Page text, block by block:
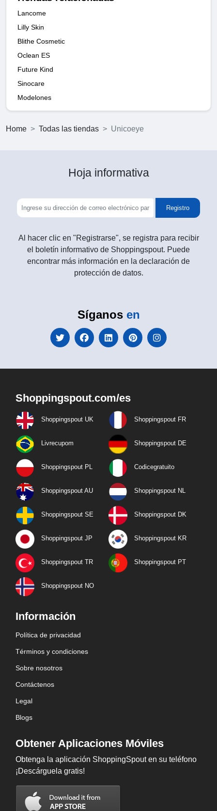
Lancome
Lilly Skin
Blithe Cosmetic
Oclean ES
Future Kind
Sinocare
Modelones
Home Todas las tiendas Unicoeye
Hoja informativa
Registro
Al hacer clic en "Registrarse", se registra para recibir
el boletín informativo de Shoppingspout. Puede
encontrar más información en la declaración de
protección de datos.
Síganos en
Shoppingspout.com/es
Shoppingspout UK Shoppingspout FR
Livrecupom Shoppingspout DE
Shoppingspout PL Codicegratuito
Shoppingspout AU Shoppingspout NL
Shoppingspout SE Shoppingspout DK
Shoppingspout JP Shoppingspout KR
Shoppingspout TR Shoppingspout PT
Shoppingspout NO
Información
Política de privacidad
Términos y condiciones
Sobre nosotros
Contáctenos
Legal
Blogs
Obtener Aplicaciones Móviles
Obtenga la aplicación ShoppingSpout en su teléfono
¡Descárguela gratis!